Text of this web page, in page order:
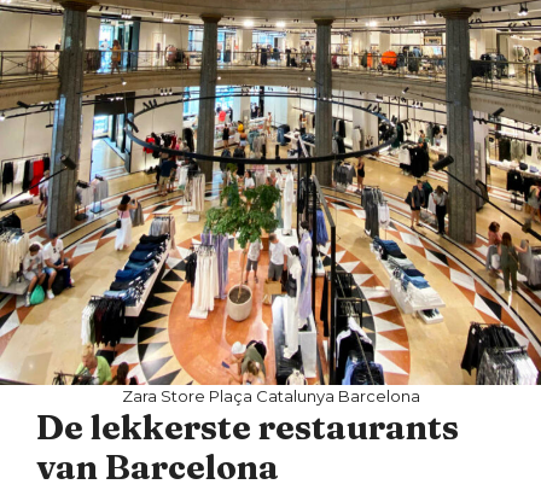
Zara Store Plaça Catalunya Barcelona
De lekkerste restaurants
van Barcelona